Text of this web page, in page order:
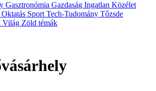
Gasztronómia Gazdaság Ingatlan Közélet
Oktatás Sport Tech-Tudomány Tőzsde
Világ Zöld témák